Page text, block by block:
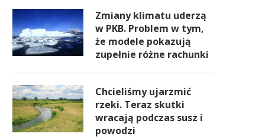
Zmiany klimatu uderzą
w PKB. Problem w tym,
że modele pokazują
zupełnie różne rachunki
Chcieliśmy ujarzmić
rzeki. Teraz skutki
wracają podczas susz i
powodzi